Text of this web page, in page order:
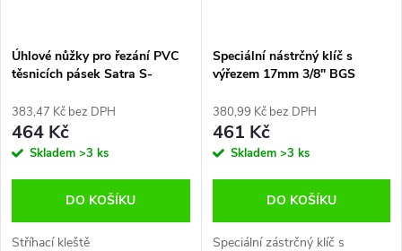
Úhlové nůžky pro řezání PVC
těsnicích pásek Satra S-
383,47 Kč bez DPH
464 Kč
Skladem >3 ks
DO KOŠÍKU
Stříhací kleště
Speciální nástrčný klíč s
výřezem 17mm 3/8" BGS
380,99 Kč bez DPH
461 Kč
Skladem >3 ks
DO KOŠÍKU
Speciální zástrčný klíč s